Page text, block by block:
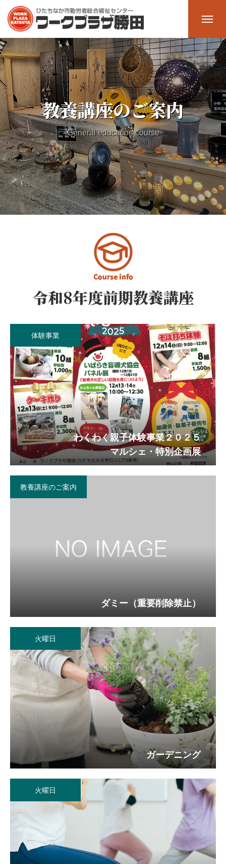
ホーム Home
施設一覧 Facility
多目的ホール
大会議室
中会議室
研修室2
軽運動室
Guide
ご利用お申込み
ご利用前の準備
ご利用上の注意事項
ご利用料金
館内図
講座案内
後期教養講座一覧
News
財団情報
財団管理施設
アクセス Access
Contact
施設空き情報 Vacancy
Application
教養講座のご案内
General education course
体験事業
わくわく親子体験事業２０２５
マルシェ・特別企画展
教養講座のご案内
ダミー（重要削除禁止）
火曜日
ガーデニング
火曜日